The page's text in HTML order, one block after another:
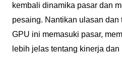
kembali dinamika pasar dan
pesaing. Nantikan ulasan
GPU ini memasuki pasar,
lebih jelas tentang kinerja